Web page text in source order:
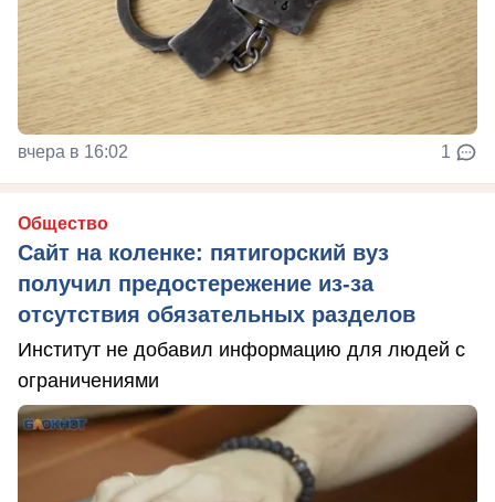
вчера в 16:02 1
Общество
Сайт на коленке: пятигорский вуз
получил предостережение из-за
отсутствия обязательных разделов
Институт не добавил информацию для людей с
ограничениями